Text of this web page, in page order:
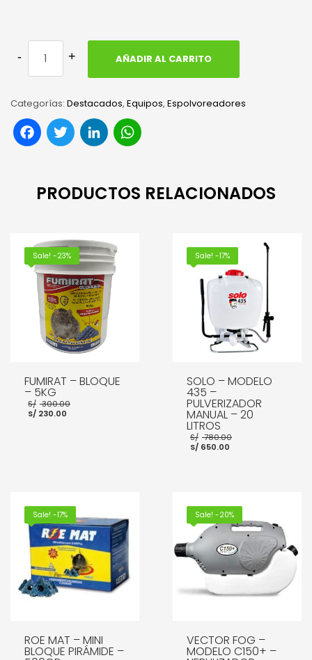
AÑADIR AL CARRITO
Categorías: Destacados, Equipos, Espolvoreadores
Facebook
TwitterLinkedIn
PRODUCTOS RELACIONADOS
Sale! -23%
FUMIRAT – BLOQUE
– 5KG
S/ 300.00
S/ 230.00
Sale! -17%
SOLO – MODELO
435 –
PULVERIZADOR
MANUAL – 20
LITROS
S/ 780.00
S/650.00
AÑADIR AL CARRITO
Sale! -17%
ROE MAT – MINI
BLOQUE PIRÁMIDE –
Sale! -20%
VECTOR FOG –
MODELO C150+ –